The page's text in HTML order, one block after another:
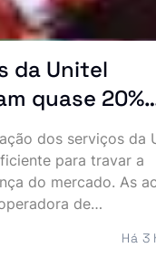
da Unitel
quase 20%
da reposição
após
dos serviços da
para travar a
do mercado. As
de
feira uma quedaHá 3